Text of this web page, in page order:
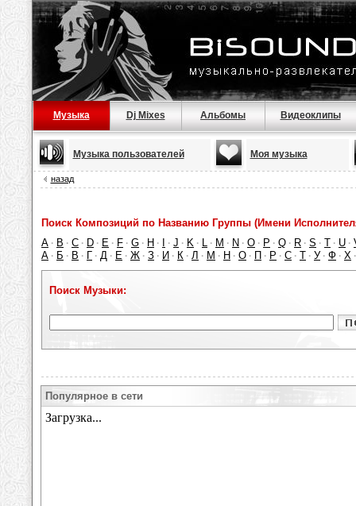
Музыка Dj Mixes Альбомы Видеоклипы
Музыка пользователей Моя музыка
назад
Поиск Композиций по Названию Группы (Имени
A · B · C · D · E · F · G · H · · J · K · L · M · N · O · P · Q · R · S · T · U ·
А · Б · В · Г · Д · Е · Ж · З · И · К · Л · М · Н · О · П · Р · С · Т · У · Ф · Х
Поиск Музыки:
Популярное в сети